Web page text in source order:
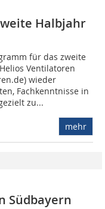
Halbjahr
für das zweite
Ventilatoren
wieder
Fachkenntnisse in
zu...
mehr
Südbayern